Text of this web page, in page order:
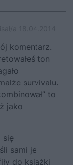
komentarz.
ton
survivalu.
to
jako
się
sami je
do książki